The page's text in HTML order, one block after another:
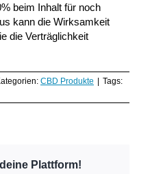
beim Inhalt für noch
kann die Wirksamkeit
die Verträglichkeit
CBD Produkte | Tags:
Plattform!